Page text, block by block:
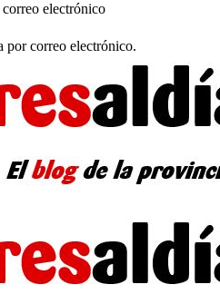
correo electrónico
por correo electrónico.